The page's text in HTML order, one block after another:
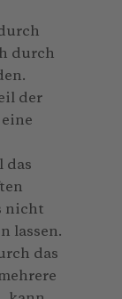
durch
der
das
nicht
lassen.
das